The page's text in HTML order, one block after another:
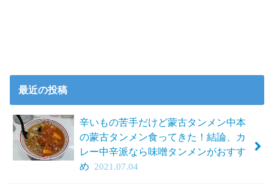
最近の投稿
辛いもの苦手だけど蒙古タンメン中本
の蒙古タンメン食ってきた！結論、カ
レー中辛派なら味噌タンメンがおすす
め
2021.07.04